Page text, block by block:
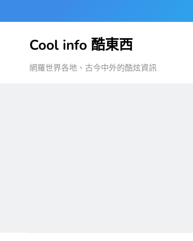
Cool info 酷東西
網羅世界各地、古今中外的酷炫資訊